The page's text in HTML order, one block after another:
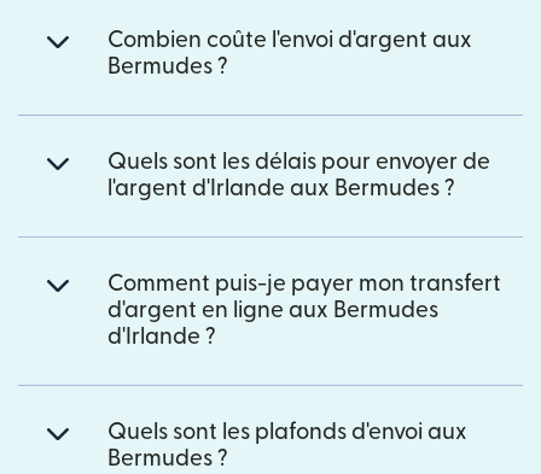
Combien coûte l'envoi d'argent aux
Bermudes ?
Quels sont les délais pour envoyer de
l'argent d'Irlande aux Bermudes ?
Comment puis-je payer mon transfert
d'argent en ligne aux Bermudes
d'Irlande ?
Quels sont les plafonds d'envoi aux
Bermudes ?